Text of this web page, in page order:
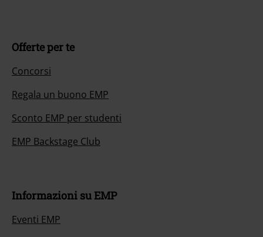
Offerte per te
Concorsi
Regala un buono EMP
Sconto EMP per studenti
EMP Backstage Club
Informazioni su EMP
Eventi EMP